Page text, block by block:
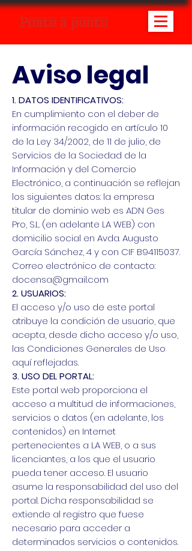
Aviso legal
1. DATOS IDENTIFICATIVOS:
En cumplimiento con el deber de
información recogido en artículo 10
de la Ley 34/2002, de 11 de julio, de
Servicios de la Sociedad de la
Información y del Comercio
Electrónico, a continuación se reflejan
los siguientes datos: la empresa
titular de dominio web es ADN Ges
Pro, S.L. (en adelante LA WEB) con
domicilio social en Avda. Augusto
García Sánchez, 4 y con CIF B94115037.
Correo electrónico de contacto:
docensa@gmail.com
2. USUARIOS:
El acceso y/o uso de este portal
atribuye la condición de usuario, que
acepta, desde dicho acceso y/o uso,
las Condiciones Generales de Uso
aquí reflejadas.
3. USO DEL PORTAL:
Este portal web proporciona el
acceso a multitud de informaciones,
servicios o datos (en adelante, los
contenidos) en Internet
pertenecientes a LA WEB, o a sus
licenciantes, a los que el usuario
pueda tener acceso. El usuario
asume la responsabilidad del uso del
portal. Dicha responsabilidad se
extiende al registro que fuese
necesario para acceder a
determinados servicios o contenidos.